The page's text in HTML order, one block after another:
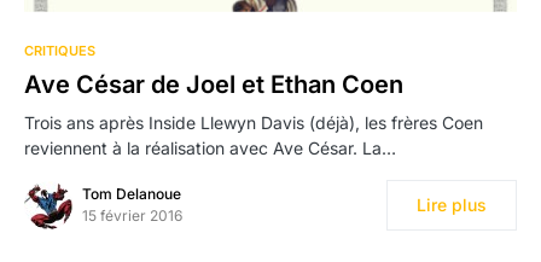
CRITIQUES
Ave César de Joel et Ethan Coen
Trois ans après Inside Llewyn Davis (déjà), les frères Coen
reviennent à la réalisation avec Ave César. La…
Tom Delanoue
15 février 2016
Lire plus